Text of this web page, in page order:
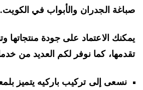
الجدران والأبواب في الكويت.
الاعتماد على جودة منتجاتها وتنوع
كما نوفر لكم العديد من خدماتنا
نسعى إلى تركيب باركيه يتميز